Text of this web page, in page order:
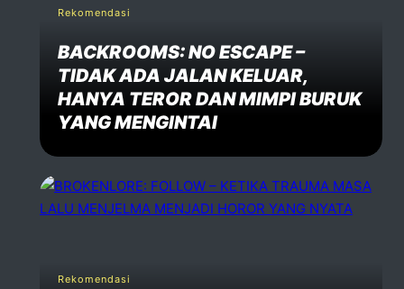
Rekomendasi
BACKROOMS: NO ESCAPE –
TIDAK ADA JALAN KELUAR,
HANYA TEROR DAN MIMPI BURUK
YANG MENGINTAI
Rekomendasi